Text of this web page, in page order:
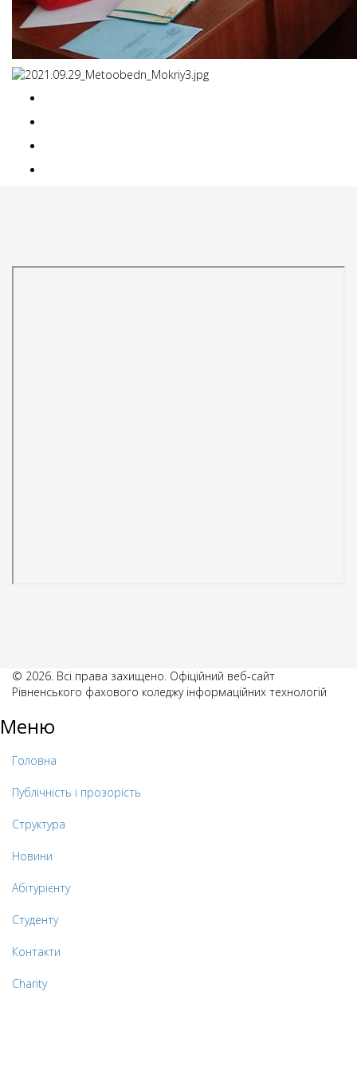
© 2026. Всі права захищено. Офіційний веб-сайт
Рівненського фахового коледжу інформаційних технологій
Меню
Головна
Публічність і прозорість
Структура
Новини
Абітурієнту
Студенту
Контакти
Charity